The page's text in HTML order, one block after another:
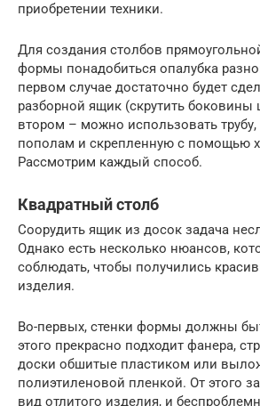
приобретении техники.
Для создания столбов
формы понадобиться опалубка
первом случае достаточно будет
разборной ящик (скрутить боковины
втором – можно использовать
пополам и скрепленную с помощью
Рассмотрим каждый способ.
Квадратный столб
Соорудить ящик из досок задача
Однако есть несколько нюансов,
соблюдать, чтобы получились
изделия.
Во-первых, стенки формы должны
этого прекрасно подходит фанера,
доски обшитые пластиком или
полиэтиленовой пленкой. От этого
вид отлитого изделия, и